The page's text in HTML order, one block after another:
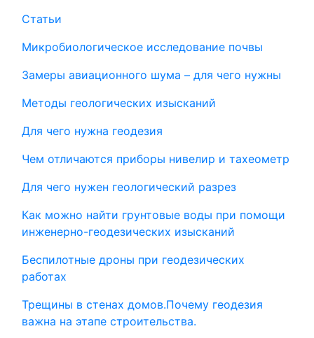
Статьи
Микробиологическое исследование почвы
Замеры авиационного шума – для чего нужны
Методы геологических изысканий
Для чего нужна геодезия
Чем отличаются приборы нивелир и тахеометр
Для чего нужен геологический разрез
Как можно найти грунтовые воды при помощи
инженерно-геодезических изысканий
Беспилотные дроны при геодезических
работах
Трещины в стенах домов.Почему геодезия
важна на этапе строительства.